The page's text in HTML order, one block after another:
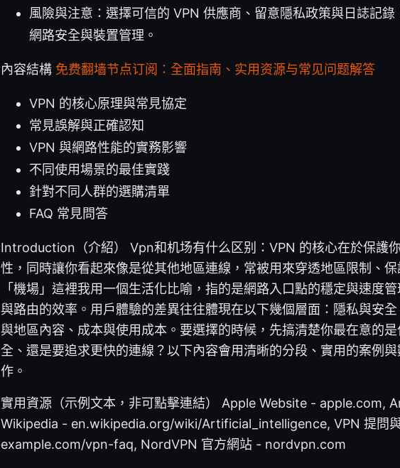
風險與注意：選擇可信的 VPN 供應商、留意隱私政策與日誌記
網路安全與裝置管理。
內容結構 免费翻墙节点订阅：全面指南、实用资源与常见问题解答
VPN 的核心原理與常見協定
常見誤解與正確認知
VPN 與網路性能的實務影響
不同使用場景的最佳實踐
針對不同人群的選購清單
FAQ 常見問答
Introduction（介紹） Vpn和机场有什么区别：VPN 的核心在於保護
性，同時讓你看起來像是從其他地區連線，常被用來穿透地區限制、
「機場」這裡我用一個生活化比喻，指的是網路入口點的穩定與速度
與路由的效率。用戶體驗的差異往往體現在以下幾個層面：隱私與安
與地區內容、成本與使用成本。要選擇的時候，先搞清楚你最在意的
全、還是要追求更快的連線？以下內容會用清晰的分段、實用的案例
作。
實用資源（示例文本，非可點擊連結） Apple Website - apple.com,
Wikipedia - en.wikipedia.org/wiki/Artificial_intelligence, VPN 提問
example.com/vpn-faq, NordVPN 官方網站 - nordvpn.com